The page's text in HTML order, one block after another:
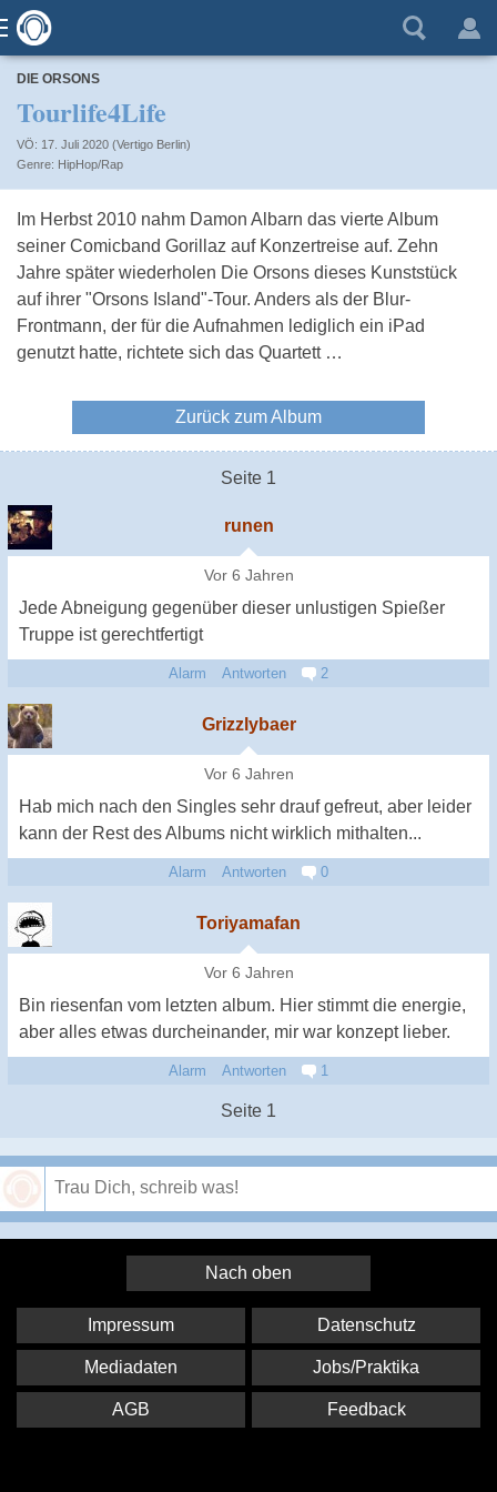
DIE ORSONS
Tourlife4Life
VÖ: 17. Juli 2020 (Vertigo Berlin)
HipHop/Rap
Im Herbst 2010 nahm Damon Albarn das vierte Album
seiner Comicband Gorillaz auf Konzertreise auf. Zehn
Jahre später wiederholen Die Orsons dieses Kunststück
auf ihrer "Orsons Island"-Tour. Anders als der Blur-
Frontmann, der für die Aufnahmen lediglich ein iPad
genutzt hatte, richtete sich das Quartett …
Zurück zum Album
Seite 1
runen
Vor 6 Jahren
Jede Abneigung gegenüber dieser unlustigen Spießer
Truppe ist gerechtfertigt
Alarm Antworten 2
Grizzlybaer
Vor 6 Jahren
Hab mich nach den Singles sehr drauf gefreut, aber leider
kann der Rest des Albums nicht wirklich mithalten...
Alarm Antworten 0
Toriyamafan
Vor 6 Jahren
Bin riesenfan vom letzten album. Hier stimmt die energie,
aber alles etwas durcheinander, mir war konzept lieber.
Alarm Antworten 1
Seite 1
Nach oben
Impressum Datenschutz
Mediadaten Jobs/Praktika
AGB Feedback